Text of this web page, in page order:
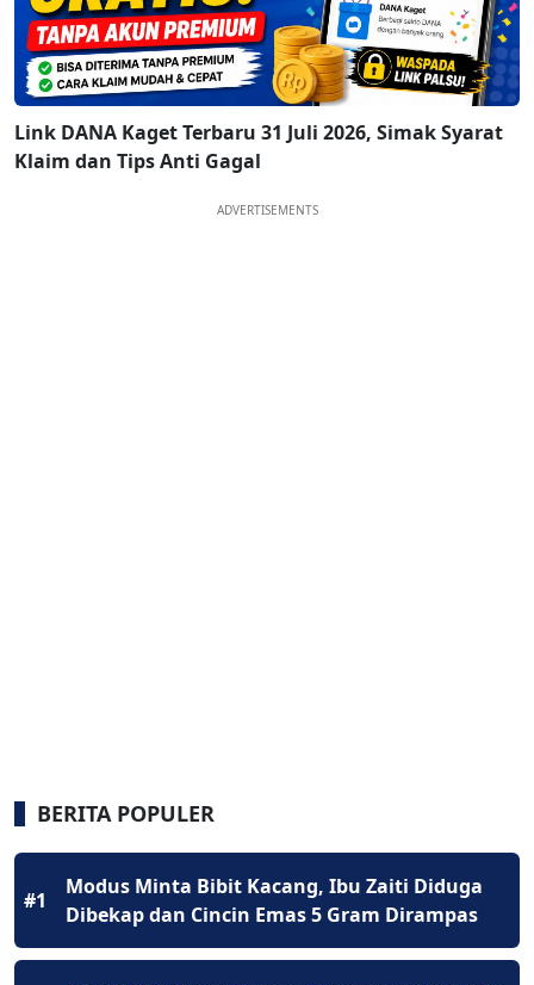
Link DANA Kaget Terbaru 31 Juli 2026, Simak Syarat
Klaim dan Tips Anti Gagal
ADVERTISEMENTS
BERITA POPULER
#1
Modus Minta Bibit Kacang, Ibu Zaiti Diduga
Dibekap dan Cincin Emas 5 Gram Dirampas